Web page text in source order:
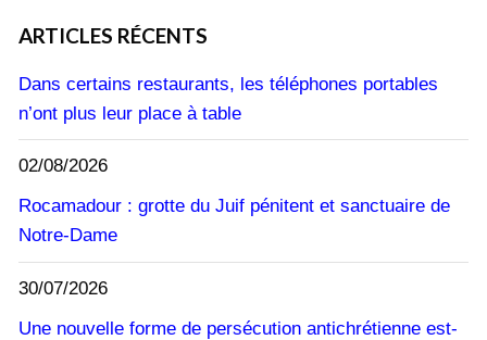
ARTICLES RÉCENTS
Dans certains restaurants, les téléphones portables
n’ont plus leur place à table
02/08/2026
Rocamadour : grotte du Juif pénitent et sanctuaire de
Notre-Dame
30/07/2026
Une nouvelle forme de persécution antichrétienne est-